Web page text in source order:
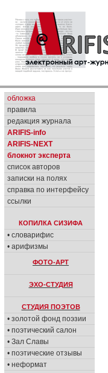
обложка
правила
редакция журнала
ARIFIS-info
ARIFIS-NEXT
блокнот эксперта
список авторов
записки на полях
справка по интерфейсу
ссылки
КОПИЛКА СИЗИФА
• словарифис
• арифизмы
ФОТО-АРТ
ЭХО-СТУДИЯ
СТУДИЯ ПОЭТОВ
• золотой фонд поэзии
• поэтический салон
• Зал Славы
• поэтические отзывы
• неформат